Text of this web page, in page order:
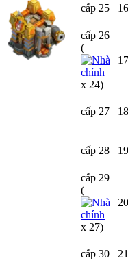
cấp 25
cấp 26
(
x 24)
cấp 27
cấp 28
cấp 29
(
x 27)
cấp 30